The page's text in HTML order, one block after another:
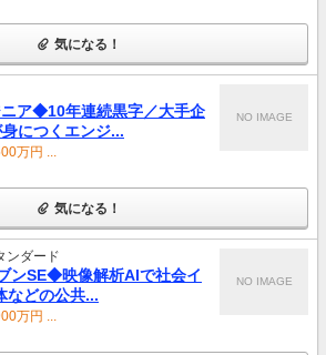
気になる！
ニア◆10年連続黒字／大手企
につくエンジ...
万円 ...
NO IMAGE
気になる！
ンダード
ンSE◆映像解析AIで社会イ
などの公共...
万円 ...
NO IMAGE